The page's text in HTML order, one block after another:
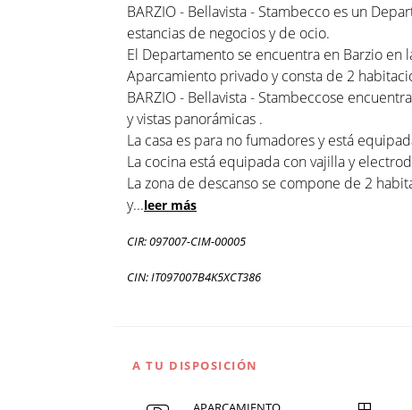
BARZIO - Bellavista - Stambecco es un
estancias de negocios y de ocio.
El Departamento se encuentra en Barzio en
Aparcamiento privado y consta de 2
BARZIO - Bellavista - Stambeccose
y vistas panorámicas .
La casa es para no fumadores y está
La cocina está equipada con vajilla y
La zona de descanso se compone de 2
y...leer más
CIR: 097007-CIM-00005
CIN: IT097007B4K5XCT386
A TU DISPOSICIÓN